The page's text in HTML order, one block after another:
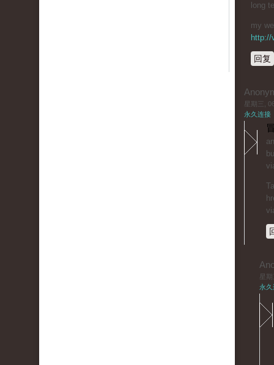
long
my
http://
回复
星期三,
永久连接
星
永久